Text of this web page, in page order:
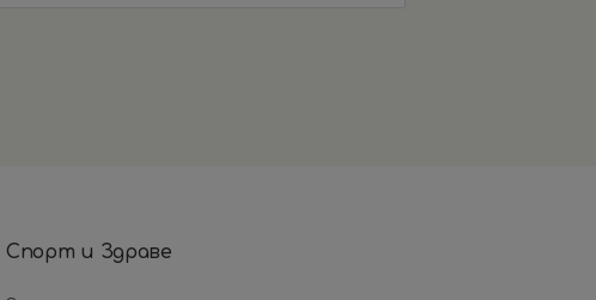
Спорт и Здраве